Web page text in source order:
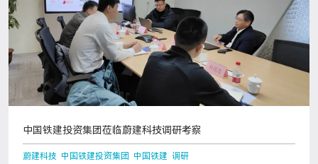
中国铁建投资集团莅临蔚建科技调研考察
蔚建科技 中国铁建投资集团 中国铁建 调研